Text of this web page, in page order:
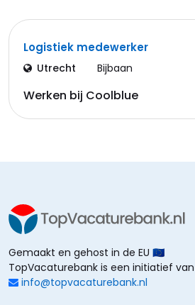
Logistiek medewerker
Utrecht Bijbaan
Werken bij Coolblue
Gemaakt en gehost in de EU 🇪🇺
TopVacaturebank is een initiatief van
info@topvacaturebank.nl